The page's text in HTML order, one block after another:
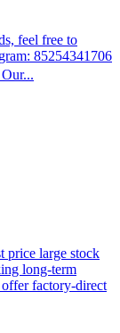
feel free to
85254341706
price large stock
long-term
factory-direct